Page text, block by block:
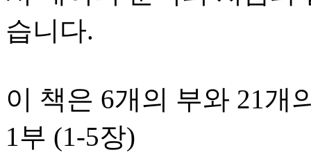
습니다.
이 책은 6개의 부와 21개
1부 (1-5장)